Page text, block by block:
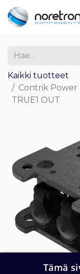
Kaikki tuotteet
Contrik Power
TRUE1 OUT
Tämä